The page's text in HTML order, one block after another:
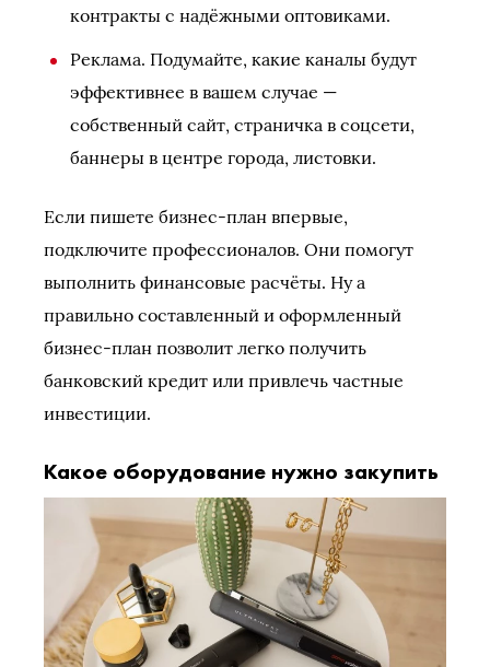
контракты с надёжными оптовиками.
Реклама. Подумайте, какие каналы будут
эффективнее в вашем случае —
собственный сайт, страничка в соцсети,
баннеры в центре города, листовки.
Если пишете бизнес-план впервые,
подключите профессионалов. Они помогут
выполнить финансовые расчёты. Ну а
правильно составленный и оформленный
бизнес-план позволит легко получить
банковский кредит или привлечь частные
инвестиции.
Какое оборудование нужно закупить